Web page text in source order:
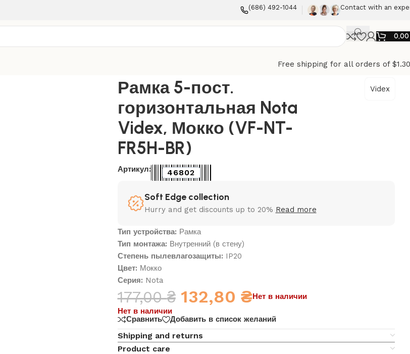
(686) 492-1044 Contact with an
0,00
Free shipping for all orders of
Рамка 5-пост.
горизонтальная Nota
Videx, Мокко (VF-NT-
FR5H-BR)
Videx
Артикул: 46802
Soft Edge collection
Hurry and get discounts up to 20% Read more
Тип устройства: Рамка
Тип монтажа: Внутренний (в стену)
Степень пылевлагозащиты: IP20
Цвет: Мокко
Серия: Nota
177,00₴ 132,80 ₴Нет в наличии
Нет в наличии
Сравнить
Добавить в список желаний
Shipping and returns
Product care